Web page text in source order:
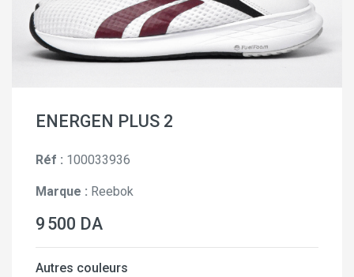
ENERGEN PLUS 2
Réf : 100033936
Marque : Reebok
9 500 DA
Autres couleurs